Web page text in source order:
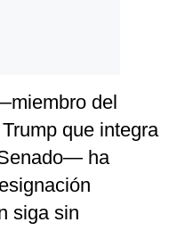
del
que integra
ha
siga sin